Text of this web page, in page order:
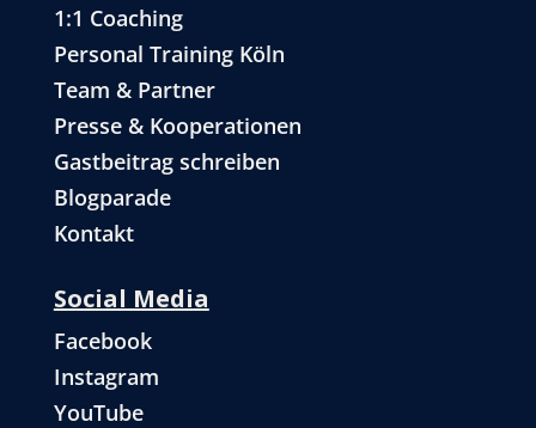
1:1 Coaching
Personal Training Köln
Team & Partner
Presse & Kooperationen
Gastbeitrag schreiben
Blogparade
Kontakt
Social Media
Facebook
Instagram
YouTube